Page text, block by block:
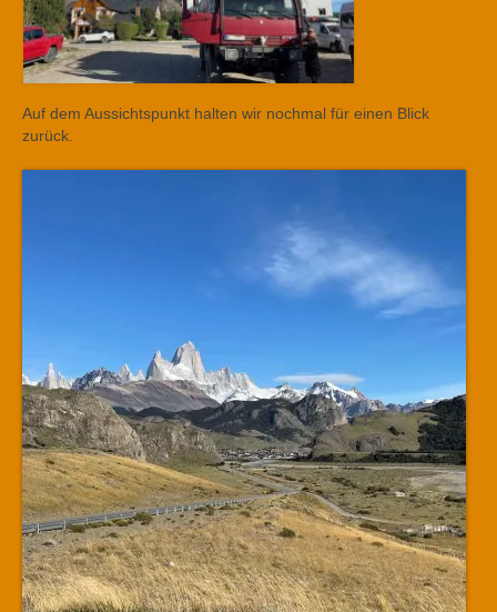
Auf dem Aussichtspunkt halten wir nochmal für einen Blick
zurück.